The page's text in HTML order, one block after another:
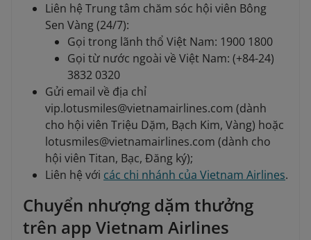
Liên hệ Trung tâm chăm sóc hội viên Bông
Sen Vàng (24/7):
Gọi trong lãnh thổ Việt Nam: 1900 1800
Gọi từ nước ngoài về Việt Nam: (+84-24)
3832 0320
Gửi email về địa chỉ
vip.lotusmiles@vietnamairlines.com (dành
cho hội viên Triệu Dặm, Bạch Kim, Vàng) hoặc
lotusmiles@vietnamairlines.com (dành cho
hội viên Titan, Bạc, Đăng ký);
Liên hệ với các chi nhánh của Vietnam Airlines.
Chuyển nhượng dặm thưởng
trên app Vietnam Airlines